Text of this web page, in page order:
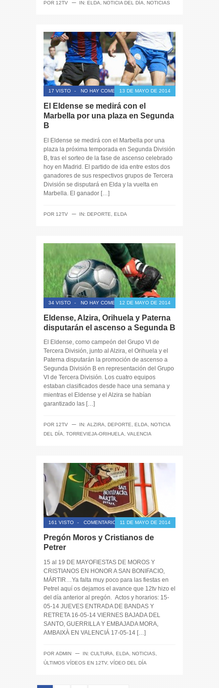
POR 12TV ─ IN: ELDA NOTICIA DEL DÍA NOTICIAS
17 VISTO - NO HAY COMENTARIOS13 DE MAYO DE 2014
El Eldense se medirá con el
Marbella por una plaza en Segunda
B
El Eldense se medirá con el Marbella por una
plaza la próxima temporada en Segunda División
B, tras el sorteo de la fase de ascenso celebrado
hoy en Madrid. El partido de ida entre estos dos
ganadores de sus respectivos grupos de Tercera
División se disputará en Elda y la vuelta en
Marbella. El ganador […]
POR 12TV ─ IN: DEPORTE ELDA
34 VISTO - NO HAY COMENTARIOS12 DE MAYO DE 2014
Eldense, Alzira, Orihuela y Paterna
disputarán el ascenso a Segunda B
El Eldense, como campeón del Grupo VI de
Tercera División, junto al Alzira, el Orihuela y el
Paterna disputarán la promoción de ascenso a
Segunda División B en representación del Grupo
VI de Tercera División. Los cuatro equipos
estaban clasificados desde hace una semana y
mientras el Eldense y el Alzira se habían
garantizado las […]
POR 12TV ─ IN: ALZIRA, DEPORTE, ELDA, NOTICIA
DEL DÍA, TORREVIEJA-ORIHUELA, VALENCIA
161 VISTO - COMENTARIOS CERRADOS
11 DE MAYO DE 2014
Pregón Moros y Cristianos de
Petrer
15 al 19 DE MAYOFIESTAS DE MOROS Y
CRISTIANOS EN HONOR A SAN BONIFACIO,
MÁRTIR…Ya falta muy poco para las fiestas en
Petrel aquí os dejamos el avance que 12tv hizo el
del día anterior al pregón. Actos y horarios: 15-
05-14 JUEVES ENTRADA DE BANDAS Y
RETRETA 16-05-14 VIERNES BAJADA DEL
SANTO, GUERRILLA Y EMBAJADA MORA,
AMBAIXÀ EN VALENCIÁ 17-05-14 […]
POR ADMIN ─ IN: CULTURA ELDA NOTICIAS
ÚLTIMOS VÍDEOS EN 12TV, VÍDEO DEL DÍA